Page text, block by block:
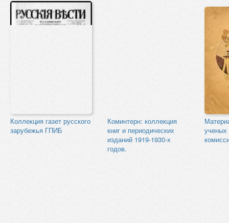
Коллекция газет русского
зарубежья ГПИБ
Коминтерн: коллекция
книг и периодических
изданий 1919-1930-х
годов.
ученых